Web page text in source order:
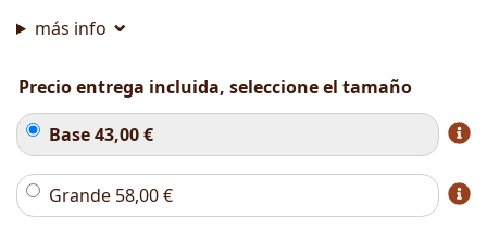
más info
Precio entrega incluida, seleccione el tamaño
Base43,00€
Grande 58,00€